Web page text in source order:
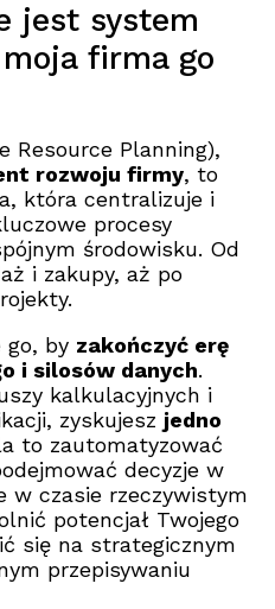
jest system
firma go
Resource Planning),
rozwoju firmy, to
która centralizuje i
procesy
środowisku. Od
i zakupy, aż po
go, by zakończyć erę
i silosów danych.
kalkulacyjnych i
zyskujesz jedno
to zautomatyzować
decyzje w
w czasie rzeczywistym
potencjał Twojego
się na strategicznym
przepisywaniu